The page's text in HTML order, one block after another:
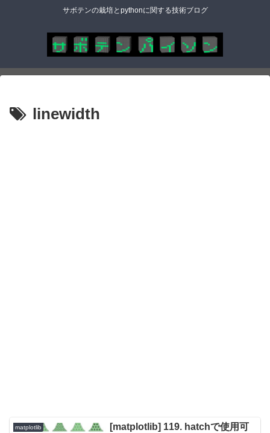
サボテンの栽培とpythonに関する技術ブログ
linewidth
matplotlib
[matplotlib] 119. hatchで使用可